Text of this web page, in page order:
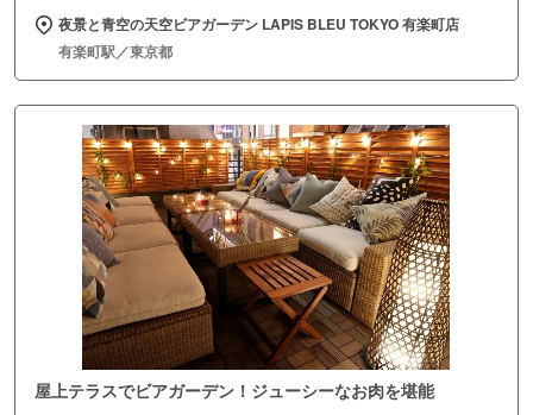
夜景と青空の天空ビアガーデン LAPIS BLEU TOKYO 有楽町店
有楽町駅／東京都
屋上テラスでビアガーデン！ジューシーなお肉を堪能